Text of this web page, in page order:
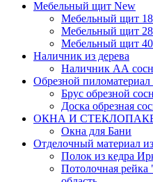
Мебельный щит New
Мебельный щит
Мебельный щит
Мебельный щит
Наличник из дерева
Наличник АА
Обрезной пиломатериал
Брус обрезной
Доска обрезная
ОКНА И
Окна для Бани
Отделочный материал
Полок из кедра
Потолочная